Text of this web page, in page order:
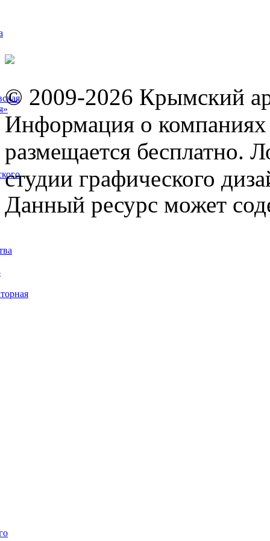
© 2009-2026 Крымский
Информация о компаниях
размещается бесплатно.
студии графического
Данный ресурс может